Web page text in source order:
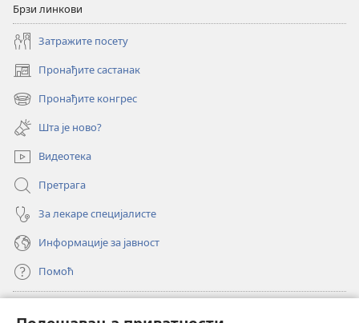
Брзи линкови
Затражите посету
Пронађите састанак
(отвара
нови
прозор)
Пронађите конгрес
(отвара
нови
прозор)
Шта је ново?
Видеотека
Претрага
За лекаре специјалисте
Информације за јавност
Помоћ
(отвара